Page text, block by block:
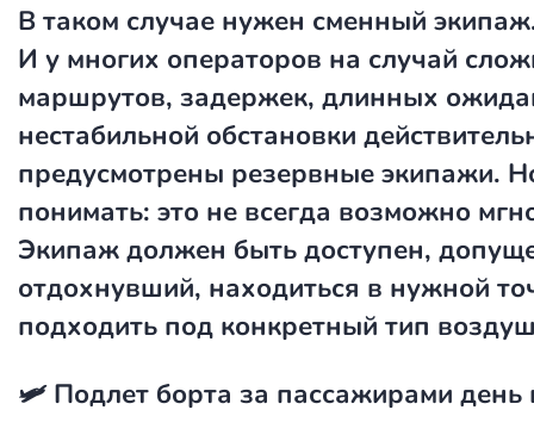
В таком случае нужен сменный
И у многих операторов на случай
маршрутов, задержек, длинных
нестабильной обстановки
предусмотрены резервные экипажи.
понимать: это не всегда возможно
Экипаж должен быть доступен,
отдохнувший, находиться в нужной
подходить под конкретный тип
🛩️ Подлет борта за пассажирами день